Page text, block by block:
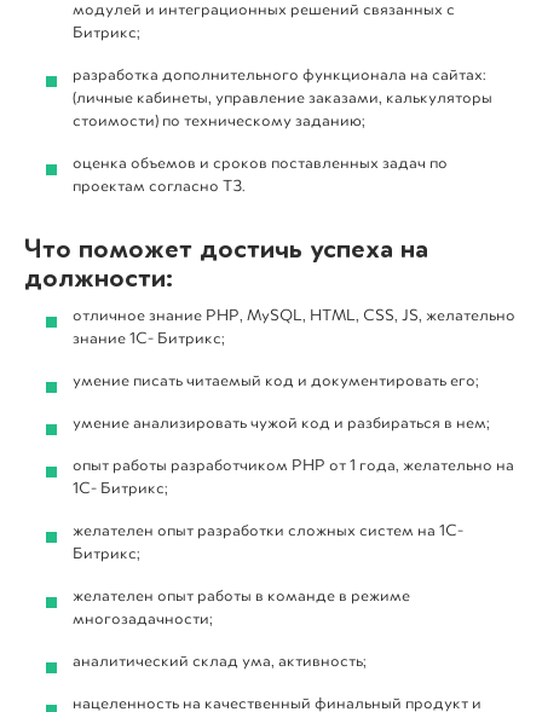
НАЧАТЬ РАБОТУ
Политикой обработки и защиты персональных
данных, даю свое
персональных данных.
Политикой обработки и защиты персональных
, даю свое
Согласие на обработку моих
персональных данных.
ИНФОРМАЦИЯ
ЦЕНЫ
info@ipos.digital
г. Екатеринбург
ул. Ткачей, 23, оф. 506
(Бизнес-Центр «Clever-Park»)
модулей и интеграционных решений связанных с
Битрикс;
разработка дополнительного функционала на сайтах:
(личные кабинеты, управление заказами, калькуляторы
стоимости) по техническому заданию;
оценка объемов и сроков поставленных задач по
проектам согласно ТЗ.
Что поможет достичь успеха на
должности:
отличное знание PHP, MySQL, HTML, CSS, JS, желательно
знание 1С- Битрикс;
умение писать читаемый код и документировать его;
умение анализировать чужой код и разбираться в нем;
опыт работы разработчиком PHP от 1 года, желательно на
1С- Битрикс;
желателен опыт разработки сложных систем на 1С-
Битрикс;
желателен опыт работы в команде в режиме
многозадачности;
аналитический склад ума, активность;
нацеленность на качественный финальный продукт и